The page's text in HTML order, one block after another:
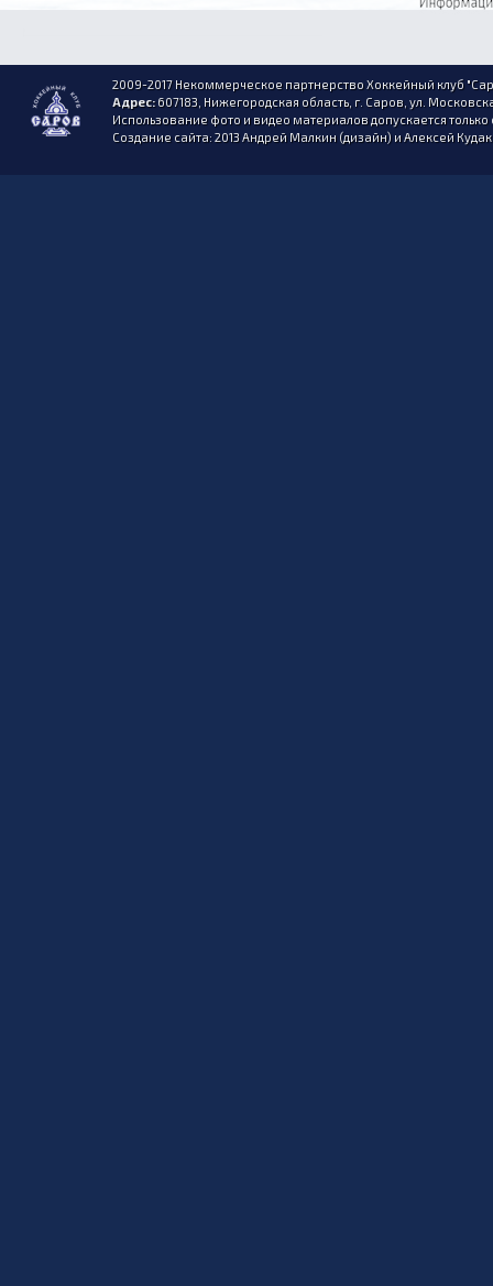
2009-2017 Некоммерческое партнерство Хоккейный клуб
Адрес:607183, Нижегородская область, г. Саров, ул.
Использование фото и видео материалов допускается
Создание сайта: 2013 Андрей Малкин (дизайн) и Алексей